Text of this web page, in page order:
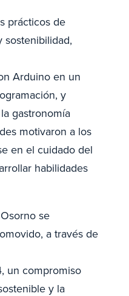
prácticos de
sostenibilidad,
Arduino en un
y
gastronomía
motivaron a los
en el cuidado del
habilidades
se
a través de
un compromiso
y la